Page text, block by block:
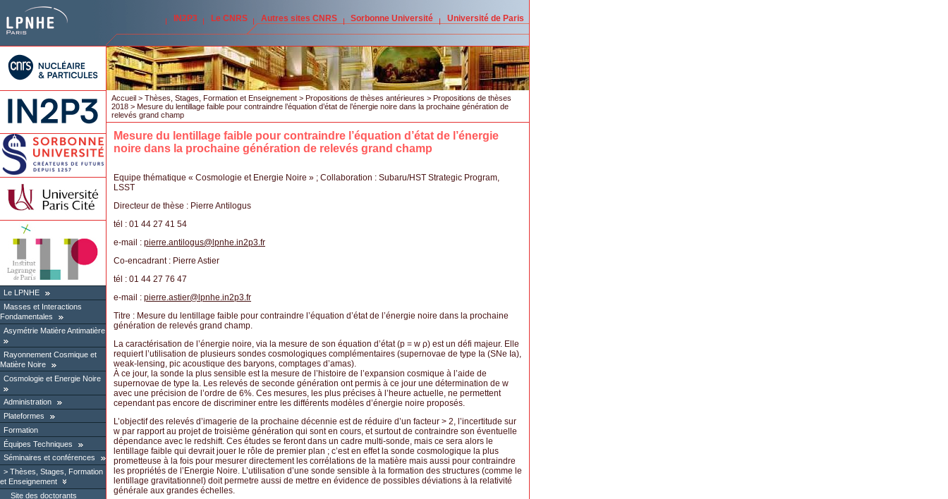
IN2P3 Le CNRS Autres sites CNRS Sorbonne Université Université de Paris
Le LPNHE
Masses et Interactions
Fondamentales
Asymétrie Matière Antimatière
Rayonnement Cosmique et
Matière Noire
Cosmologie et Energie Noire
Administration
Plateformes
Formation
Équipes Techniques
Séminaires et conférences
Thèses, Stages, Formation
et Enseignement
Site des doctorants
Accueil > Thèses, Stages, Formation et Enseignement > Propositions de thèses antérieures > Propositions de thèses
2018 > Mesure du lentillage faible pour contraindre l’équation d’état de l’énergie noire dans la prochaine génération de
relevés grand champ
Mesure du lentillage faible pour contraindre l’équation d’état de l’énergie
noire dans la prochaine génération de relevés grand champ
Equipe thématique « Cosmologie et Energie Noire » ; Collaboration : Subaru/HST Strategic Program,
LSST
Directeur de thèse : Pierre Antilogus
tél : 01 44 27 41 54
e-mail : pierre.antilogus@ lpnhe.in2p3.fr
Co-encadrant : Pierre Astier
tél : 01 44 27 76 47
e-mail : pierre.astier@ lpnhe.in2p3.fr
Titre : Mesure du lentillage faible pour contraindre l’équation d’état de l’énergie noire dans la prochaine
génération de relevés grand champ.
La caractérisation de l’énergie noire, via la mesure de son équation d’état (p = w ρ) est un défi majeur. Elle
requiert l’utilisation de plusieurs sondes cosmologiques complémentaires (supernovae de type Ia (SNe Ia),
weak-lensing, pic acoustique des baryons, comptages d’amas).
À ce jour, la sonde la plus sensible est la mesure de l’histoire de l’expansion cosmique à l’aide de
supernovae de type Ia. Les relevés de seconde génération ont permis à ce jour une détermination de w
avec une précision de l’ordre de 6%. Ces mesures, les plus précises à l’heure actuelle, ne permettent
cependant pas encore de discriminer entre les différents modèles d’énergie noire proposés.
L’objectif des relevés d’imagerie de la prochaine décennie est de réduire d’un facteur > 2, l’incertitude sur
w par rapport au projet de troisième génération qui sont en cours, et surtout de contraindre son éventuelle
dépendance avec le redshift. Ces études se feront dans un cadre multi-sonde, mais ce sera alors le
lentillage faible qui devrait jouer le rôle de premier plan ; c’est en effet la sonde cosmologique la plus
prometteuse à la fois pour mesurer directement les corrélations de la matière mais aussi pour contraindre
les propriétés de l’Energie Noire. L’utilisation d’une sonde sensible à la formation des structures (comme le
lentillage gravitationnel) doit permetre aussi de mettre en évidence de possibles déviations à la relativité
générale aux grandes échelles.